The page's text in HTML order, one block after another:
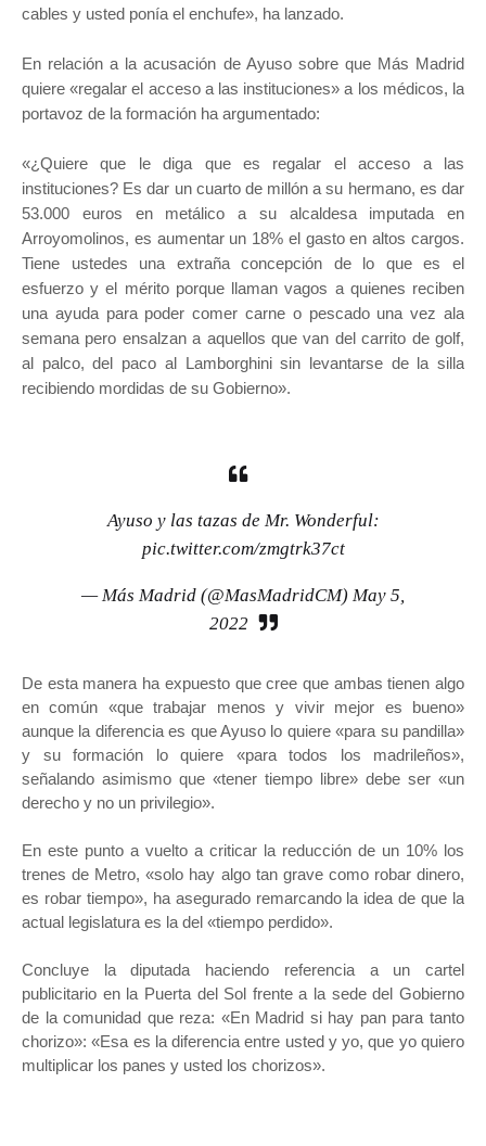
cables y usted ponía el enchufe», ha lanzado.
En relación a la acusación de Ayuso sobre que Más Madrid
quiere «regalar el acceso a las instituciones» a los médicos, la
portavoz de la formación ha argumentado:
«¿Quiere que le diga que es regalar el acceso a las
instituciones? Es dar un cuarto de millón a su hermano, es dar
53.000 euros en metálico a su alcaldesa imputada en
Arroyomolinos, es aumentar un 18% el gasto en altos cargos.
Tiene ustedes una extraña concepción de lo que es el
esfuerzo y el mérito porque llaman vagos a quienes reciben
una ayuda para poder comer carne o pescado una vez ala
semana pero ensalzan a aquellos que van del carrito de golf,
al palco, del paco al Lamborghini sin levantarse de la silla
recibiendo mordidas de su Gobierno».
Ayuso y las tazas de Mr. Wonderful:
pic.twitter.com/zmgtrk37ct
— Más Madrid (@MasMadridCM) May 5,
2022
De esta manera ha expuesto que cree que ambas tienen algo
en común «que trabajar menos y vivir mejor es bueno»
aunque la diferencia es que Ayuso lo quiere «para su pandilla»
y su formación lo quiere «para todos los madrileños»,
señalando asimismo que «tener tiempo libre» debe ser «un
derecho y no un privilegio».
En este punto a vuelto a criticar la reducción de un 10% los
trenes de Metro, «solo hay algo tan grave como robar dinero,
es robar tiempo», ha asegurado remarcando la idea de que la
actual legislatura es la del «tiempo perdido».
Concluye la diputada haciendo referencia a un cartel
publicitario en la Puerta del Sol frente a la sede del Gobierno
de la comunidad que reza: «En Madrid si hay pan para tanto
chorizo»: «Esa es la diferencia entre usted y yo, que yo quiero
multiplicar los panes y usted los chorizos».